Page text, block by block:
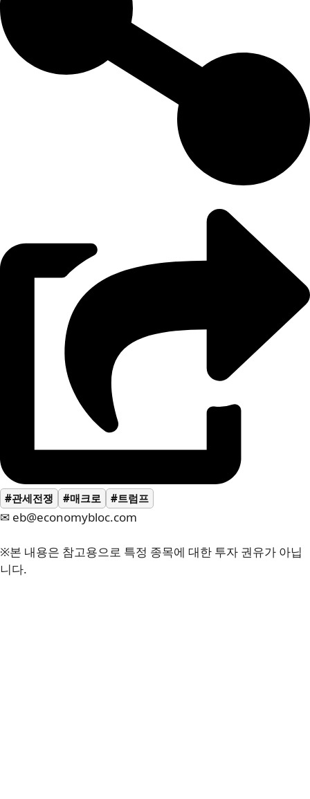
#관세전쟁 #매크로 #트럼프
✉ eb@economybloc.com
※본 내용은 참고용으로 특정 종목에 대한 투자 권유가 아닙
니다.